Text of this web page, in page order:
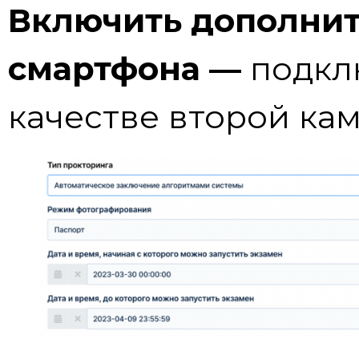
Включить
смартфона —
качестве второй